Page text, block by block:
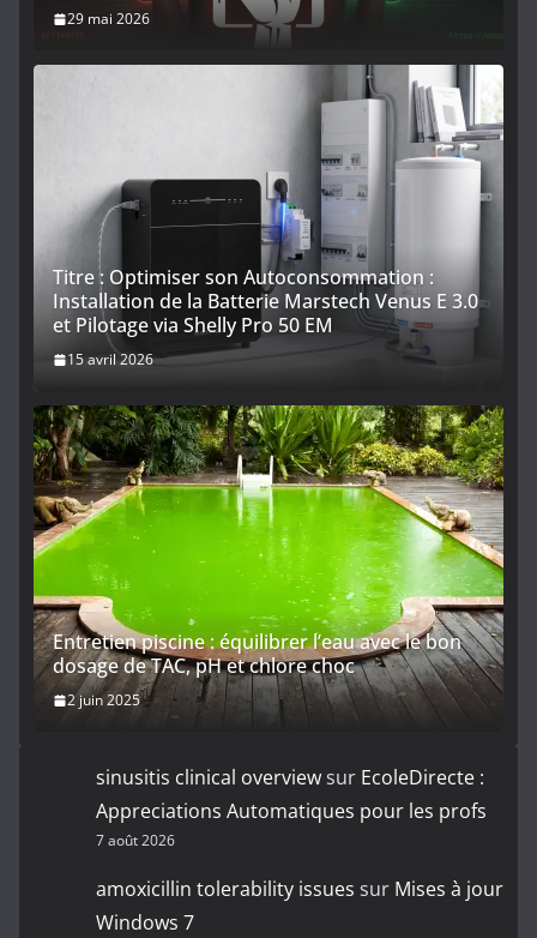
29 mai 2026
Titre : Optimiser son Autoconsommation :
Installation de la Batterie Marstech Venus E 3.0
et Pilotage via Shelly Pro 50 EM
15 avril 2026
Entretien piscine : équilibrer l’eau avec le bon
dosage de TAC, pH et chlore choc
2 juin 2025
sinusitis clinical overviewsur EcoleDirecte :
Appreciations Automatiques pour les profs
7 août 2026
amoxicillin tolerability issues sur Mises à jour
Windows 7